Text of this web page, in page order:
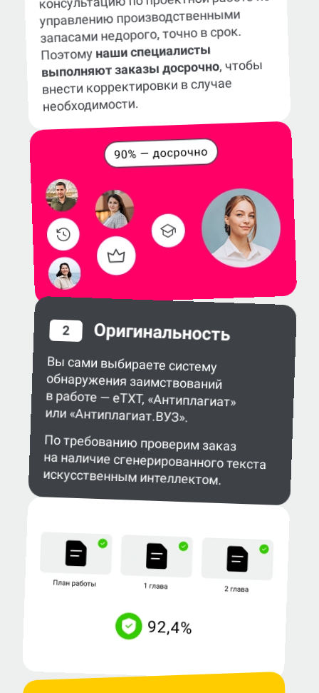
управлению производственными
запасами недорого, точно в срок.
Поэтому наши специалисты
выполняют заказы досрочно, чтобы
внести корректировки в случае
необходимости.
2 Оригинальность
Вы сами выбираете систему
обнаружения заимствований
в работе — eTXT, «Антиплагиат»
или «Антиплагиат.ВУЗ».
По требованию проверим заказ
на наличие сгенерированного текста
искусственным интеллектом.